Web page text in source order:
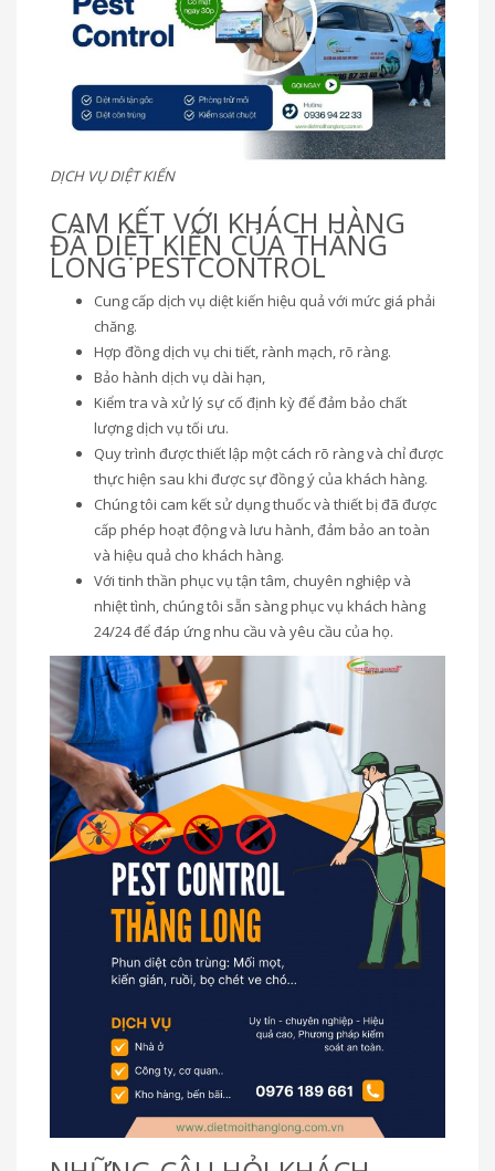
DỊCH VỤ DIỆT KIẾN
CAM KẾT VỚI KHÁCH HÀNG
ĐÃ DIỆT KIẾN CỦA THĂNG
LONG PESTCONTROL
Cung cấp dịch vụ diệt kiến hiệu quả với mức giá phải
chăng.
Hợp đồng dịch vụ chi tiết, rành mạch, rõ ràng.
Bảo hành dịch vụ dài hạn,
Kiểm tra và xử lý sự cố định kỳ để đảm bảo chất
lượng dịch vụ tối ưu.
Quy trình được thiết lập một cách rõ ràng và chỉ được
thực hiện sau khi được sự đồng ý của khách hàng.
Chúng tôi cam kết sử dụng thuốc và thiết bị đã được
cấp phép hoạt động và lưu hành, đảm bảo an toàn
và hiệu quả cho khách hàng.
Với tinh thần phục vụ tận tâm, chuyên nghiệp và
nhiệt tình, chúng tôi sẵn sàng phục vụ khách hàng
24/24 để đáp ứng nhu cầu và yêu cầu của họ.